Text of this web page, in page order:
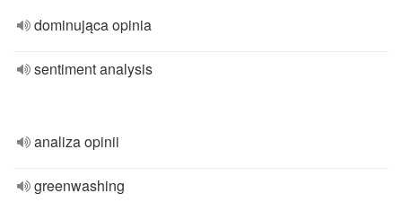
dominująca opinia
sentiment analysis
analiza opinii
greenwashing